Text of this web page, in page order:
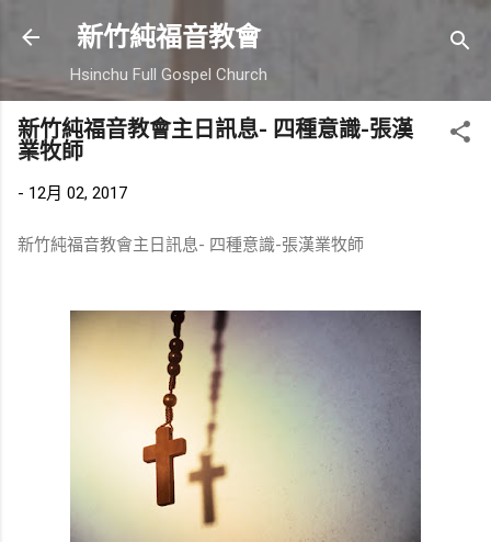
跳到主要內容
新竹純福音教會
Hsinchu Full Gospel Church
新竹純福音教會主日訊息- 四種意識-張漢
業牧師
- 12月 02, 2017
新竹純福音教會主日訊息- 四種意識-張漢業牧師